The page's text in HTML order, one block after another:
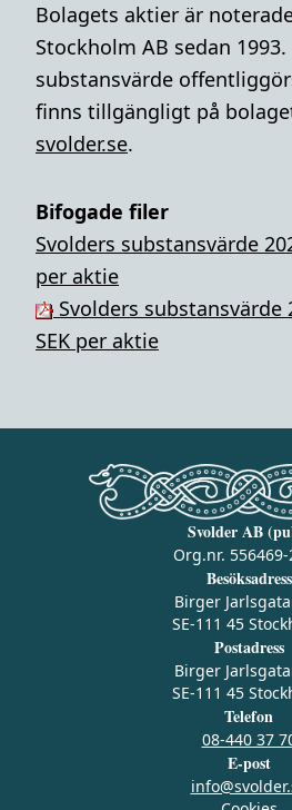
Bolagets aktier är
Stockholm AB sedan 1993.
substansvärde
finns tillgängligt på
svolder.se.
Bifogade filer
Svolders substansvärde
per aktie
Svolders substansvärde
SEK per aktie
Svolder AB
Org.nr.
Besöksadress
Birger
SE-111 45
Postadress
Birger
SE-111 45
Telefon
08-440 37
E-post